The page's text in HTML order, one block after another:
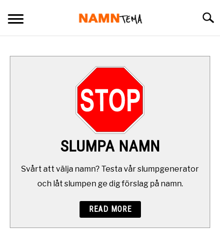
NAMN SOM BÖRJAR PÅ
NAMN I OLIKA LÄNDER
DAGENS NAMNSDAG
SLUMPA NAMN
Svårt att välja namn? Testa vår slumpgenerator
och låt slumpen ge dig förslag på namn.
READ MORE